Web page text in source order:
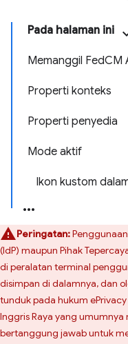
Pada halaman ini
Memanggil FedCM
Properti konteks
Properti penyedia
Mode aktif
Ikon kustom
Peringatan:
(IdP) maupun Pihak
di peralatan terminal
disimpan di dalamnya, dan
tunduk pada hukum ePrivacy
Inggris Raya yang
bertanggung jawab untuk